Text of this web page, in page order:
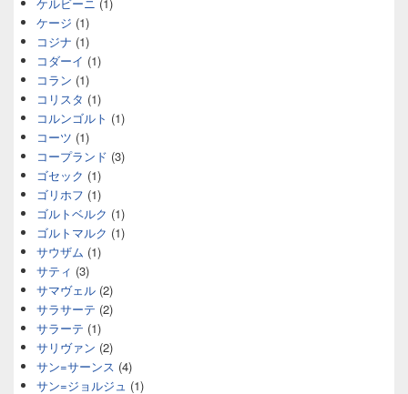
ケルビーニ (1)
ケージ (1)
コジナ (1)
コダーイ (1)
コラン (1)
コリスタ (1)
コルンゴルト (1)
コーツ (1)
コープランド (3)
ゴセック (1)
ゴリホフ (1)
ゴルトベルク (1)
ゴルトマルク (1)
サウザム (1)
サティ (3)
サマヴェル (2)
サラサーテ (2)
サラーテ (1)
サリヴァン (2)
サン=サーンス (4)
サン=ジョルジュ (1)